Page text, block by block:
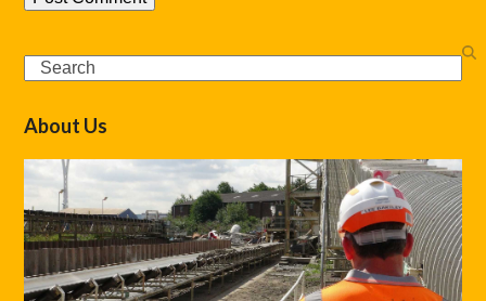
Search
About Us